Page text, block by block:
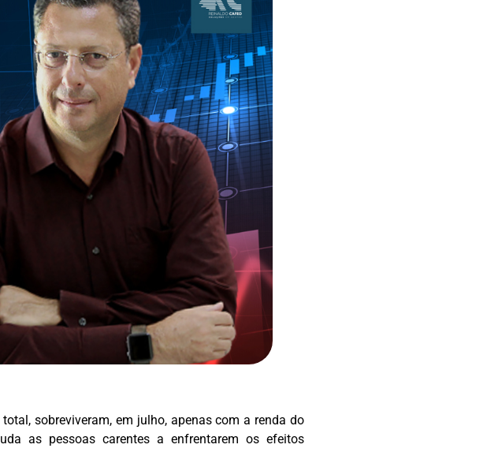
sobreviveram, em julho, apenas com a renda do
as pessoas carentes a enfrentarem os efeitos